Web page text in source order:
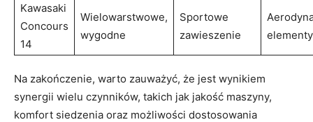
Kawasaki
Concours
14
Wielowarstwowe,
wygodne
Sportowe
zawieszenie
elementy
Na zakończenie, warto zauważyć, że jest wynikiem
synergii wielu czynników, takich jak jakość maszyny,
komfort siedzenia oraz możliwości dostosowania